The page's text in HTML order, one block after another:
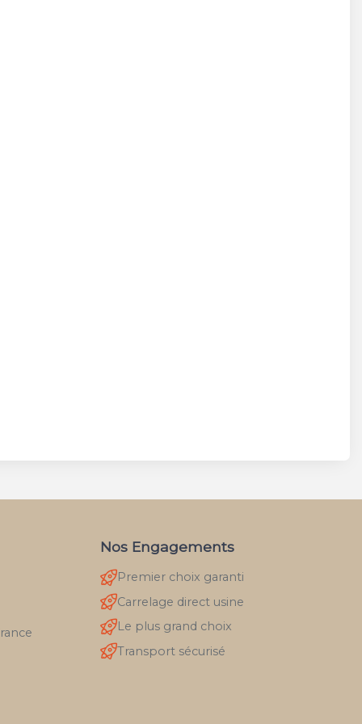
Nos Engagements
Premier choix garanti
Carrelage direct usine
Le plus grand choix
Transport sécurisé